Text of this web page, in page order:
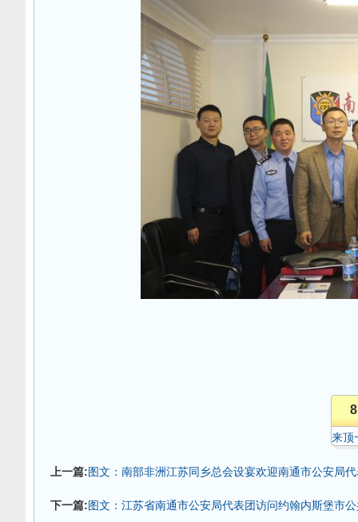
8
来顶
上一篇:图文：南部非洲江苏同乡总会设宴欢迎南通市公安局
下一篇:图文：江苏省南通市公安局代表团访问约翰内斯堡市